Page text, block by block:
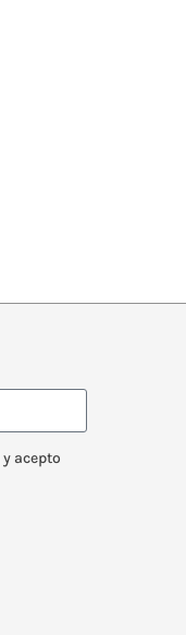
y acepto